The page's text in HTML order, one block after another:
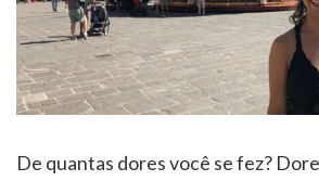
De quantas dores você se fez?